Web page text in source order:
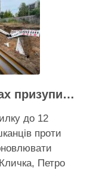
Вирубку дерев на Теремках призупинили після приїзду заступника Кличка – почався діалог
до 12
проти
Петро